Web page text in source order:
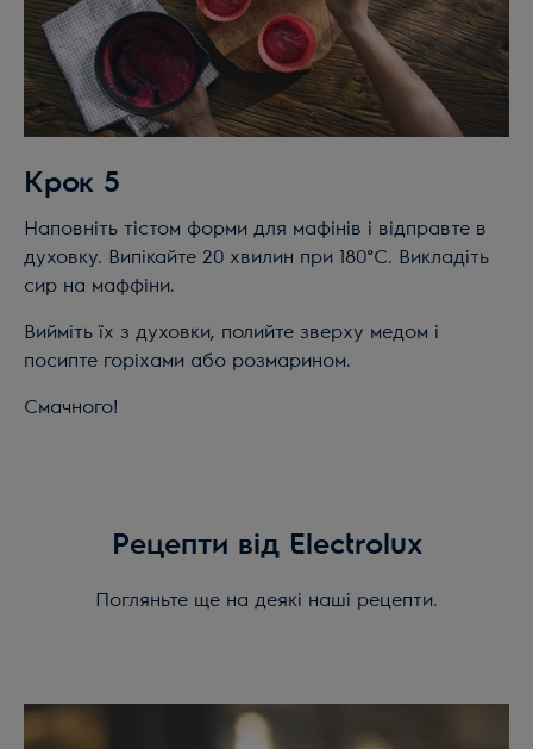
Крок 5
Наповніть тістом форми для мафінів і відправте в
духовку. Випікайте 20 хвилин при 180°C. Викладіть
сир на маффіни.
Вийміть їх з духовки, полийте зверху медом і
посипте горіхами або розмарином.
Смачного!
Рецепти від Electrolux
Погляньте ще на деякі наші рецепти.